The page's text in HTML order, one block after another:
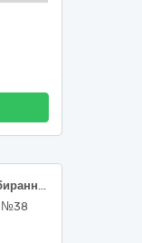
Оренда комбайна з оператором для збирання урожаю сої, пшениці, ячменю
№38